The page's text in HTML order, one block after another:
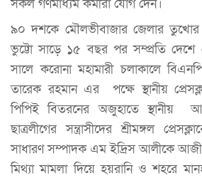
সকল গণমাধ্যম কর্মীরা যোগ দেন।
৯০ দশকে মৌলভীবাজার জেলার
ভুট্টো সাড়ে ১৫ বছর পর সম্প্রতি দেশে
সালে করোনা মহামারী চলাকালে
তারেক রহমান এর পক্ষে স্থানীয়
পিপিই বিতরনের অজুহাতে স্থানীয়
ছাত্রলীগের সন্ত্রাসীদের শ্রীমঙ্গল
সাধারণ সম্পাদক এম ইদ্রিস আলীকে
মিথ্যা মামলা দিয়ে হয়রানি ও শহরে